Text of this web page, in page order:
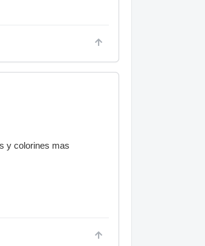
y colorines mas